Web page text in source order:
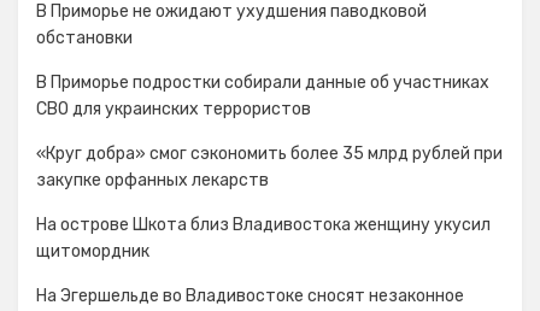
В Приморье не ожидают ухудшения паводковой
обстановки
В Приморье подростки собирали данные об участниках
СВО для украинских террористов
«Круг добра» смог сэкономить более 35 млрд рублей при
закупке орфанных лекарств
На острове Шкота близ Владивостока женщину укусил
щитомордник
На Эгершельде во Владивостоке сносят незаконное